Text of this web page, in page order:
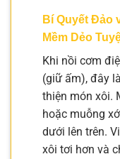
Bí Quyết Đảo
Mềm Dẻo
Khi nồi cơm
(giữ ấm), đây
thiện món xôi.
hoặc muỗng
dưới lên trên.
xôi tơi hơn và